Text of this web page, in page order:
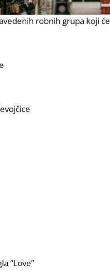
robnih grupa koji
“Love”